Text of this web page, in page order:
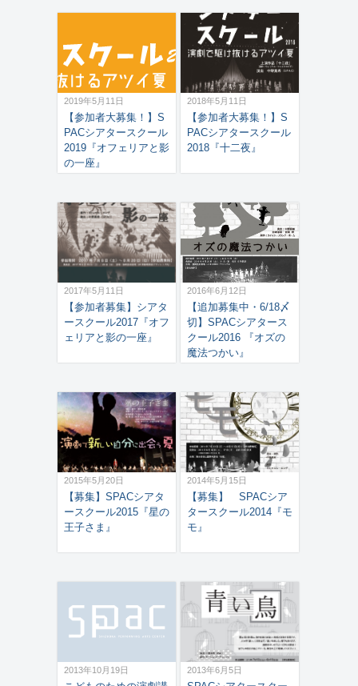
2019年5月11日
【参加者大募集！】S
PACシアタースクール
2019『オフェリアと影
の一座』
2018年5月11日
【参加者大募集！】S
PACシアタースクール
2018『十二夜』
2017年5月11日
【参加者募集】シアタ
ースクール2017『オフ
ェリアと影の一座』
2016年6月12日
【追加募集中・6/18〆
切】SPACシアタース
クール2016 『オズの
魔法つかい』
2015年5月20日
【募集】SPACシアタ
ースクール2015『星の
王子さま』
2014年5月15日
【募集】 SPACシア
タースクール2014『モ
モ』
2013年10月19日 2013年6月5日